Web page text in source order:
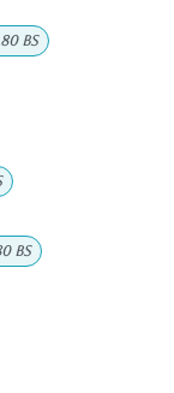
Bs
Bs